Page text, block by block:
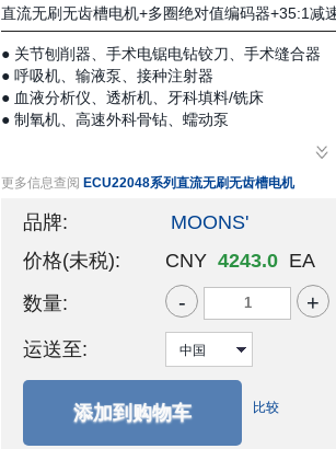
直流无刷无齿槽电机+多圈绝对值编码器+35:1减
● 关节刨削器、手术电锯电钻铰刀、手术缝合器
● 呼吸机、输液泵、接种注射器
● 血液分析仪、透析机、牙科填料/铣床
● 制氧机、高速外科骨钻、蠕动泵
更多信息查阅 ECU22048系列直流无刷无齿槽电机
品牌:
MOONS'
价格(未税):
CNY4243.0 EA
数量:
- +
运送至:
添加到购物车 比较